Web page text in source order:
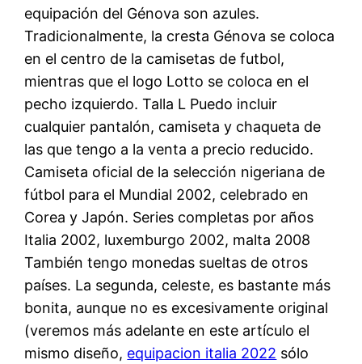
equipación del Génova son azules.
Tradicionalmente, la cresta Génova se coloca
en el centro de la camisetas de futbol,
mientras que el logo Lotto se coloca en el
pecho izquierdo. Talla L Puedo incluir
cualquier pantalón, camiseta y chaqueta de
las que tengo a la venta a precio reducido.
Camiseta oficial de la selección nigeriana de
fútbol para el Mundial 2002, celebrado en
Corea y Japón. Series completas por años
Italia 2002, luxemburgo 2002, malta 2008
También tengo monedas sueltas de otros
países. La segunda, celeste, es bastante más
bonita, aunque no es excesivamente original
(veremos más adelante en este artículo el
mismo diseño, equipacion italia 2022 sólo